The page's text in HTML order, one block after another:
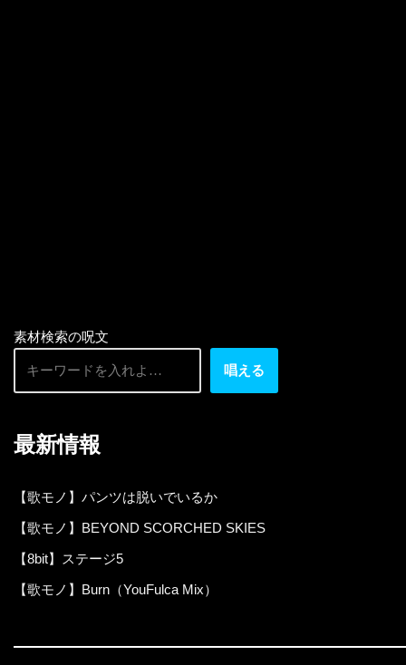
素材検索の呪文
唱える
最新情報
【歌モノ】パンツは脱いでいるか
【歌モノ】BEYOND SCORCHED SKIES
【8bit】ステージ5
【歌モノ】Burn（YouFulca Mix）